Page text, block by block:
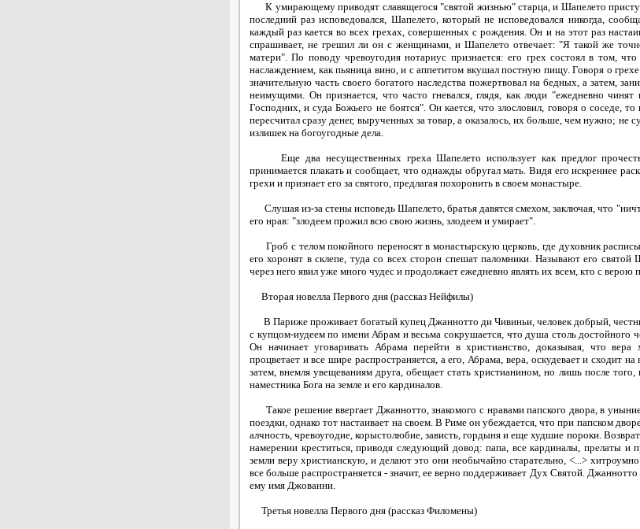
К умирающему приводят славящегося "святой жизнью" старца, и Шапелето
последний раз исповедовался, Шапелето, который не исповедовался никогда,
каждый раз кается во всех грехах, совершенных с рождения. Он и на этот раз
спрашивает, не грешил ли он с женщинами, и Шапелето отвечает: "Я такой же
матери". По поводу чревоугодия нотариус признается: его грех состоял в том,
наслаждением, как пьяница вино, и с аппетитом вкушал постную пищу. Говоря о
значительную часть своего богатого наследства пожертвовал на бедных, а затем,
неимущими. Он признается, что часто гневался, глядя, как люди "ежедневно чинят
Господних, и суда Божьего не боятся". Он кается, что злословил, говоря о соседе,
пересчитал сразу денег, вырученных за товар, а оказалось, их больше, чем нужно; не
излишек на богоугодные дела.
Еще два несущественных греха Шапелето использует как предлог прочесть
принимается плакать и сообщает, что однажды обругал мать. Видя его искреннее
грехи и признает его за святого, предлагая похоронить в своем монастыре.
Слушая из-за стены исповедь Шапелето, братья давятся смехом, заключая, что
его нрав: "злодеем прожил всю свою жизнь, злодеем и умирает".
Гроб с телом покойного переносят в монастырскую церковь, где духовник
его хоронят в склепе, туда со всех сторон спешат паломники. Называют его
через него явил уже много чудес и продолжает ежедневно являть их всем, кто с верою
Вторая новелла Первого дня (рассказ Нейфилы)
В Париже проживает богатый купец Джаннотто ди Чивиньи, человек добрый,
с купцом-иудеем по имени Абрам и весьма сокрушается, что душа столь достойного
Он начинает уговаривать Абрама перейти в христианство, доказывая, что вера
процветает и все шире распространяется, а его, Абрама, вера, оскудевает и сходит
затем, внемля увещеваниям друга, обещает стать христианином, но лишь после
наместника Бога на земле и его кардиналов.
Такое решение ввергает Джаннотто, знакомого с нравами папского двора, в
поездки, однако тот настаивает на своем. В Риме он убеждается, что при папском
алчность, чревоугодие, корыстолюбие, зависть, гордыня и еще худшие пороки.
намерении креститься, приводя следующий довод: папа, все кардиналы, прелаты и
земли веру христианскую, и делают это они необычайно старательно, <...>
все больше распространяется - значит, ее верно поддерживает Дух Святой.
ему имя Джованни.
Третья новелла Первого дня (рассказ Филомены)